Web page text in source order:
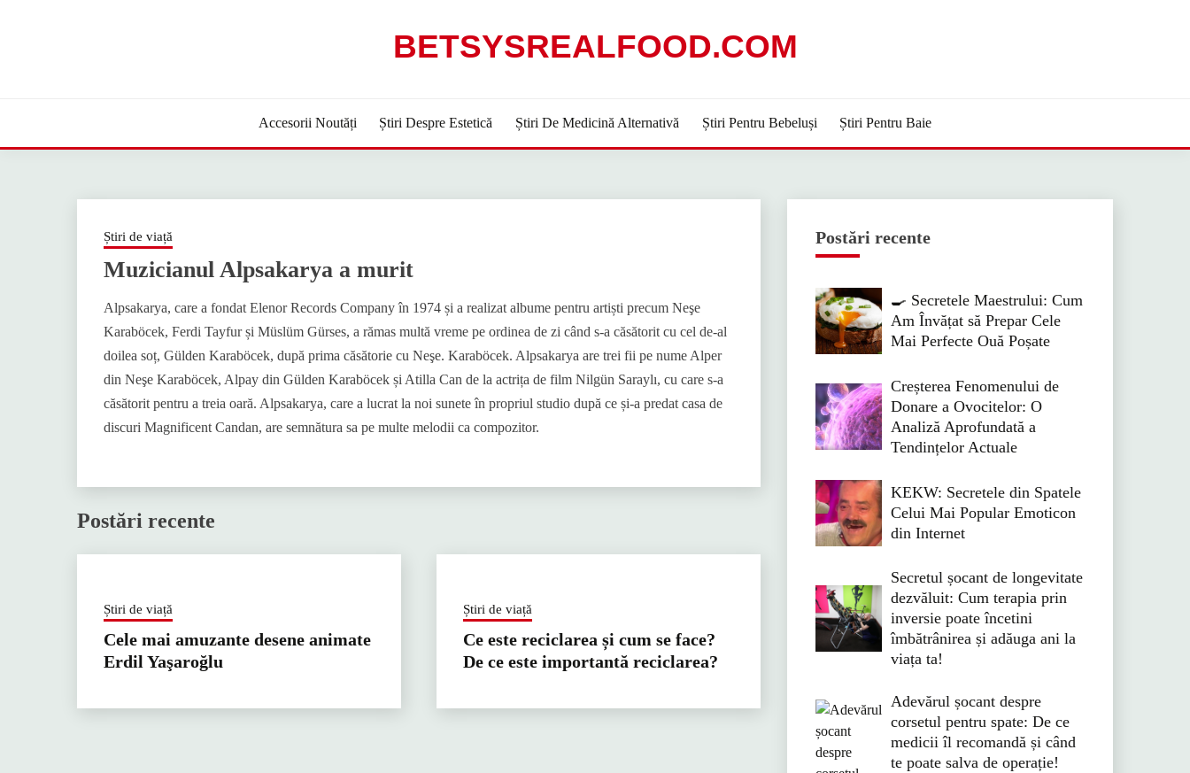
BETSYSREALFOOD.COM
Accesorii Noutăți Știri Despre Estetică Știri De Medicină Alternativă Știri Pentru Bebeluși Știri Pentru Baie
Știri de viață
Muzicianul Alpsakarya a murit
Alpsakarya, care a fondat Elenor Records Company în 1974 și a realizat albume pentru artiști precum Neşe
Karaböcek, Ferdi Tayfur și Müslüm Gürses, a rămas multă vreme pe ordinea de zi când s-a căsătorit cu cel de-al
doilea soț, Gülden Karaböcek, după prima căsătorie cu Neşe. Karaböcek. Alpsakarya are trei fii pe nume Alper
din Neşe Karaböcek, Alpay din Gülden Karaböcek și Atilla Can de la actrița de film Nilgün Saraylı, cu care s-a
căsătorit pentru a treia oară. Alpsakarya, care a lucrat la noi sunete în propriul studio după ce și-a predat casa de
discuri Magnificent Candan, are semnătura sa pe multe melodii ca compozitor.
Postări recente
Știri de viață
Cele mai amuzante desene animate
Erdil Yaşaroğlu
Știri de viață
Ce este reciclarea și cum se face?
De ce este importantă reciclarea?
Postări recente
🍳 Secretele Maestrului: Cum
Am Învățat să Prepar Cele
Mai Perfecte Ouă Poșate
Creșterea Fenomenului de
Donare a Ovocitelor: O
Analiză Aprofundată a
Tendințelor Actuale
KEKW: Secretele din Spatele
Celui Mai Popular Emoticon
din Internet
Secretul șocant de longevitate
dezvăluit: Cum terapia prin
inversie poate încetini
îmbătrânirea și adăuga ani la
viața ta!
Adevărul șocant despre
corsetul pentru spate: De ce
medicii îl recomandă și când
te poate salva de operație!